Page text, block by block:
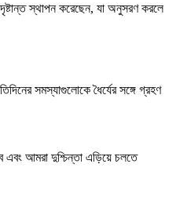
স্থাপন করেছেন, যা অনুসরণ করলে
সমস্যাগুলোকে ধৈর্যের সঙ্গে গ্রহণ
এবং আমরা দুশ্চিন্তা এড়িয়ে চলতে